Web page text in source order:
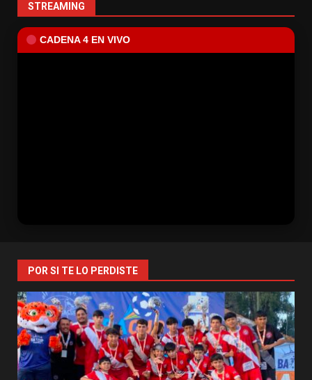
STREAMING
CADENA 4 EN VIVO
POR SI TE LO PERDISTE